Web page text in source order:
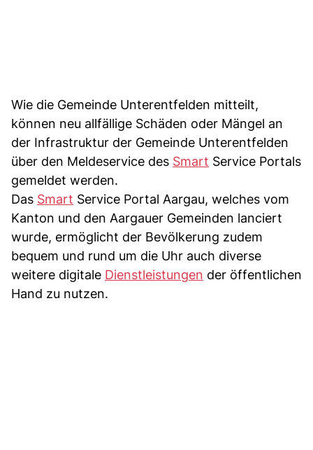
Wie die Gemeinde Unterentfelden mitteilt,
können neu allfällige Schäden oder Mängel an
der Infrastruktur der Gemeinde Unterentfelden
über den Meldeservice des Smart Service Portals
gemeldet werden.
Das Smart Service Portal Aargau, welches vom
Kanton und den Aargauer Gemeinden lanciert
wurde, ermöglicht der Bevölkerung zudem
bequem und rund um die Uhr auch diverse
weitere digitale Dienstleistungen der öffentlichen
Hand zu nutzen.